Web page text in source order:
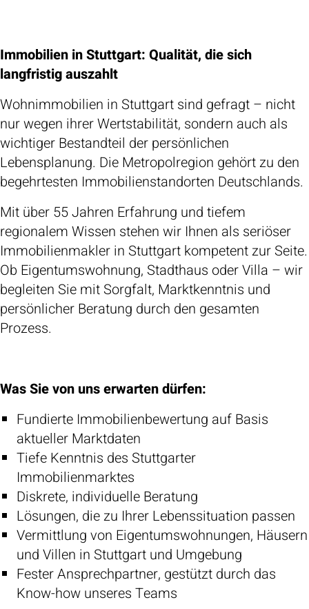
Immobilien in Stuttgart: Qualität, die sich
langfristig auszahlt
Wohnimmobilien in Stuttgart sind gefragt – nicht
nur wegen ihrer Wertstabilität, sondern auch als
wichtiger Bestandteil der persönlichen
Lebensplanung. Die Metropolregion gehört zu den
begehrtesten Immobilienstandorten Deutschlands.
Mit über 55 Jahren Erfahrung und tiefem
regionalem Wissen stehen wir Ihnen als seriöser
Immobilienmakler in Stuttgart kompetent zur Seite.
Ob Eigentumswohnung, Stadthaus oder Villa – wir
begleiten Sie mit Sorgfalt, Marktkenntnis und
persönlicher Beratung durch den gesamten
Prozess.
Was Sie von uns erwarten dürfen:
Fundierte Immobilienbewertung auf Basis
aktueller Marktdaten
Tiefe Kenntnis des Stuttgarter
Immobilienmarktes
Diskrete, individuelle Beratung
Lösungen, die zu Ihrer Lebenssituation passen
Vermittlung von Eigentumswohnungen, Häusern
und Villen in Stuttgart und Umgebung
Fester Ansprechpartner, gestützt durch das
Know-how unseres Teams